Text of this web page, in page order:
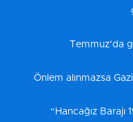
Temmuz’da
Önlem alınmazsa
“Hancağız Barajı